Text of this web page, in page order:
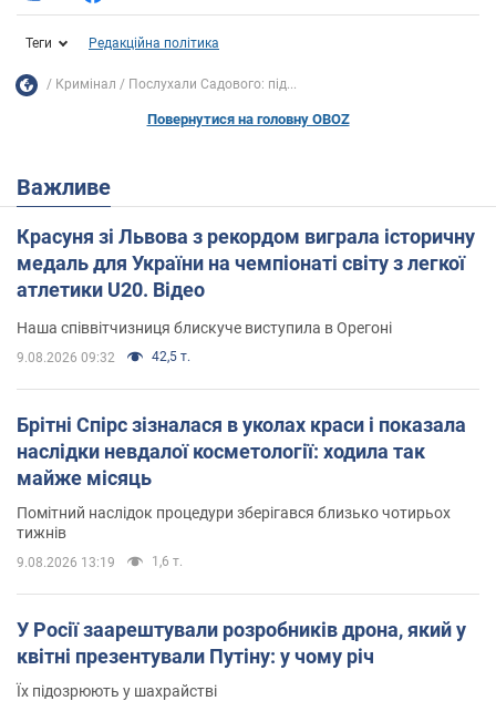
Теги Редакційна політика
Кримінал Послухали Садового: під...
Повернутися на головну OBOZ
Важливе
Красуня зі Львова з рекордом виграла історичну
медаль для України на чемпіонаті світу з легкої
атлетики U20. Відео
Наша співвітчизниця блискуче виступила в Орегоні
9.08.2026 09:32 42,5 т.
Брітні Спірс зізналася в уколах краси і показала
наслідки невдалої косметології: ходила так
майже місяць
Помітний наслідок процедури зберігався близько чотирьох
тижнів
9.08.2026 13:19 1,6 т.
У Росії заарештували розробників дрона, який у
квітні презентували Путіну: у чому річ
Їх підозрюють у шахрайстві